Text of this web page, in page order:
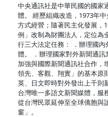
中央通訊社是中華民國的國家
體。 經歷組織改造，1973年
方式經營；隨著民主化發展，
例」改制為財團法人，定位為
行三大法定任務： ．辦理國
體。 ．辦理國家對外新聞通訊
加強與國際新聞通訊社合作，
領先、客觀、翔實」的基本原
英、日文即時對外發出上千則
台灣唯一多語文新聞媒體，服
從台灣民眾延伸至全球僑胞與
窗」。